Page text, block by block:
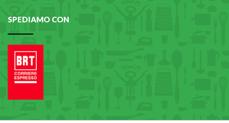
SPEDIAMO CON